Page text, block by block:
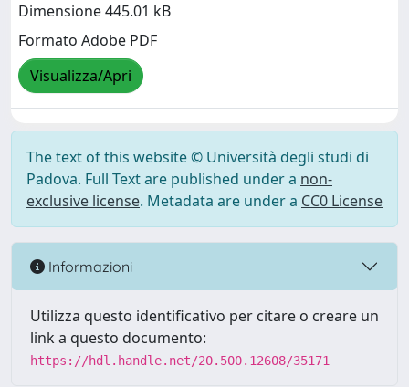
Dimensione 445.01 kB
Formato Adobe PDF
Visualizza/Apri
The text of this website © Università degli studi di
Padova. Full Text are published under a non-
exclusive license. Metadata are under a CC0 License
Informazioni
Utilizza questo identificativo per citare o creare un
link a questo documento:
https://hdl.handle.net/20.500.12608/35171